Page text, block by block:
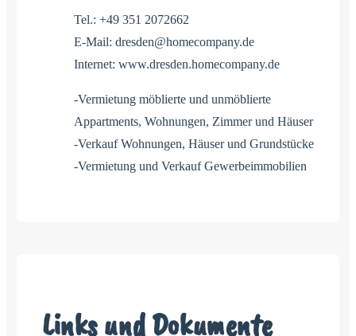
Tel.: +49 351 2072662
E-Mail: dresden@homecompany.de
Internet: www.dresden.homecompany.de
-Vermietung möblierte und unmöblierte
Appartments, Wohnungen, Zimmer und Häuser
-Verkauf Wohnungen, Häuser und Grundstücke
-Vermietung und Verkauf Gewerbeimmobilien
Links und Dokumente